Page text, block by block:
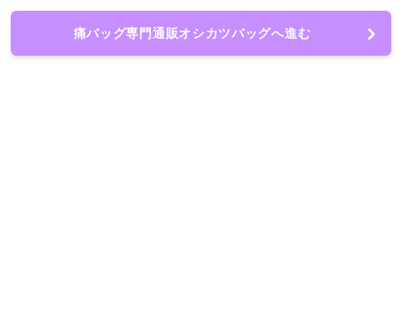
痛バッグ専門通販オシカツバッグへ進む